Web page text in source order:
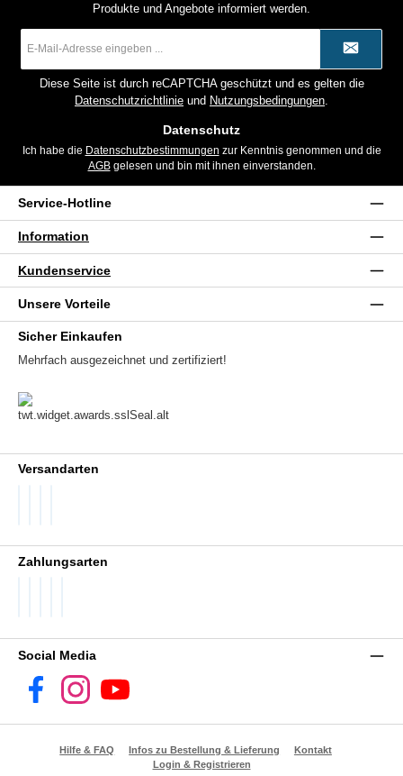
Produkte und Angebote informiert werden.
Mail-
Diese Seite ist durch reCAPTCHA geschützt und es gelten die
Datenschutzrichtlinie und Nutzungsbedingungen
Datenschutz
Ich habe die Datenschutzbestimmungen
AGBgelesen und bin mit ihnen einverstanden.
Service-Hotline
Information
Kundenservice
Unsere Vorteile
Sicher Einkaufen
Mehrfach ausgezeichnet und zertifiziert!
Versandarten
Zahlungsarten
Social Media
FacebookInstagramYouTube
Hilfe & FAQ Infos zu Bestellung & Lieferung
Kontakt
Login & Registrieren